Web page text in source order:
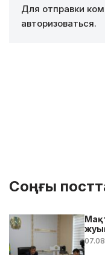
Для отправки
авторизоваться.
Соңғы